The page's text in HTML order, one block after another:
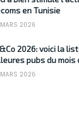
en Tunisie
2026
2026: voici la
pubs du mois
2026